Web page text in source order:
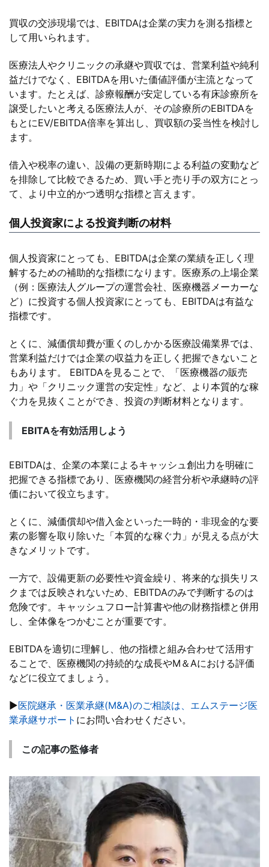
買収の交渉現場では、EBITDAは企業の実力を測る指標と
して用いられます。
医療法人やクリニックの承継や買収では、営業利益や純利
益だけでなく、EBITDAを用いた価値評価が主流となって
います。たとえば、診療報酬が安定している有床診療所を
譲受したいと考える医療法人が、その診療所のEBITDAを
もとにEV/EBITDA倍率を算出し、買収額の妥当性を検討し
ます。
借入や税率の違い、設備の更新時期による利益の変動など
を排除して比較できるため、買い手と売り手の双方にとっ
て、より中立的かつ透明な指標と言えます。
個人投資家による投資判断の材料
個人投資家にとっても、EBITDAは企業の業績を正しく理
解するための補助的な指標になります。医療系の上場企業
（例：医療法人グループの運営会社、医療機器メーカーな
ど）に投資する個人投資家にとっても、EBITDAは有益な
指標です。
とくに、減価償却費が重くのしかかる医療設備業界では、
営業利益だけでは企業の収益力を正しく把握できないこと
もあります。 EBITDAを見ることで、「医療機器の販売
力」や「クリニック運営の安定性」など、より本質的な稼
ぐ力を見抜くことができ、投資の判断材料となります。
EBITAを有効活用しよう
EBITDAは、企業の本業によるキャッシュ創出力を明確に
把握できる指標であり、医療機関の経営分析や承継時の評
価において役立ちます。
とくに、減価償却や借入金といった一時的・非現金的な要
素の影響を取り除いた「本質的な稼ぐ力」が見える点が大
きなメリットです。
一方で、設備更新の必要性や資金繰り、将来的な損失リス
クまでは反映されないため、EBITDAのみで判断するのは
危険です。キャッシュフロー計算書や他の財務指標と併用
し、全体像をつかむことが重要です。
EBITDAを適切に理解し、他の指標と組み合わせて活用す
ることで、医療機関の持続的な成長やM＆Aにおける評価
などに役立てましょう。
▶医院継承・医業承継(M&A)のご相談は、エムステージ医
業承継サポート にお問い合わせください。
この記事の監修者